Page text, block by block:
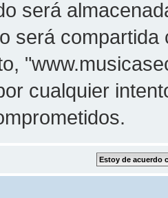
será
será
cualquier